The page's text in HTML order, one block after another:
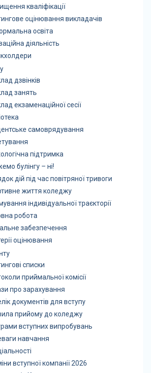
кваліфікації
оцінювання викладачів
освіта
діяльність
дзвінків
занять
екзаменаційної сесії
самоврядування
підтримка
булінгу – ні!
дій під час повітряної тривоги
життя коледжу
індивідуальної траєкторії
робота
забезпечення
оцінювання
списки
приймальної комісії
про зарахування
документів для вступу
прийому до коледжу
вступних випробувань
навчання
вступної компанії 2026